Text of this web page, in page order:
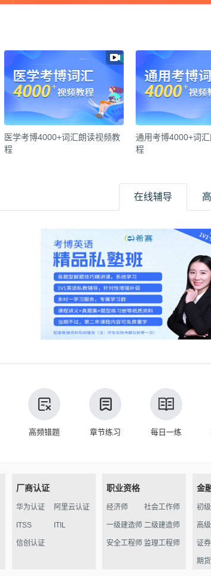
医学考博4000+词汇朗读视频教
程
通用考博4000+词
程
在线辅导
高频错题 章节练习 每日一练
厂商认证
华为认证 阿里云认证
ITSS ITIL
信创认证
职业资格
经济师 社会工作师
一级建造师 二级建造师
安全工程师 监理工程师
金
初
高
证
期